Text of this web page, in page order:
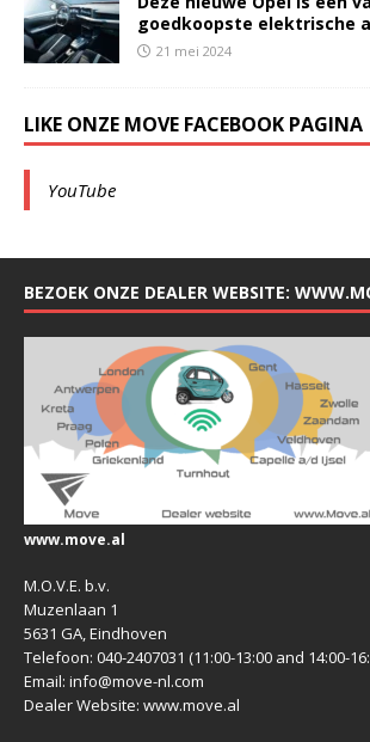
goedkoopste elektrische
21 mei 2024
LIKE ONZE MOVE FACEBOOK PAGINA
YouTube
BEZOEK ONZE DEALER WEBSITE:
www.move.al
M.O.V.E. b.v.
Muzenlaan 1
5631 GA, Eindhoven
Telefoon: 040-2407031 (11:00-13:00 and 14:00-
Email: info@move-nl.com
Dealer Website: www.move.al